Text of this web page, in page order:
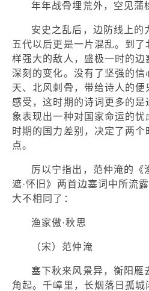
年年战骨埋荒外，空见蒲
安史之乱后，边防线上的
五代以后更是一片混乱。到
样强大的敌人，盛极一时的边
深刻的变化。没有了坚强的信
天、北风刺骨，带给诗人的
感受，这时期的诗词更多的是
象表现出一种对国家命运的
时期的国力差别，决定了两
点。
厉以宁指出，范仲淹的《
遮·怀旧》两首边塞词中所流
大不相同了：
渔家傲·秋思
（宋）范仲淹
塞下秋来风景异，衡阳雁
角起。千嶂里，长烟落日孤城